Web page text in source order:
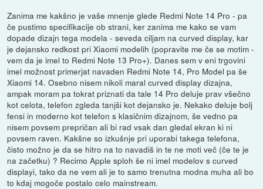
Zanima me kakšno je vaše mnenje glede Redmi Note 14 Pro - pa
če pustimo specifikacije ob strani, ker zanima me kako se vam
dopade dizajn tega modela - seveda ciljam na curved display, kar
je dejansko redkost pri Xiaomi modelih (popravite me če se motim -
vem da je imel to Redmi Note 13 Pro+). Danes sem v eni trgovini
imel možnost primerjat navaden Redmi Note 14, Pro Model pa še
Xiaomi 14. Osebno nisem nikoli maral curved display dizajna,
ampak moram pa tokrat priznati da tale 14 Pro deluje prav všečno
kot celota, telefon zgleda tanjši kot dejansko je. Nekako deluje bolj
fensi in moderno kot telefon s klasičnim dizajnom, še vedno pa
nisem povsem prepričan ali bi rad vsak dan gledal ekran ki ni
povsem raven. Kakšne so izkušnje pri uporabi takega telefona,
čisto možno je da se hitro na to navadiš in te ne moti več (če te je
na začetku) ? Recimo Apple sploh še ni imel modelov s curved
displayi, tako da ne vem ali je to samo trenutna modna muha ali bo
to kdaj mogoče postalo celo mainstream.